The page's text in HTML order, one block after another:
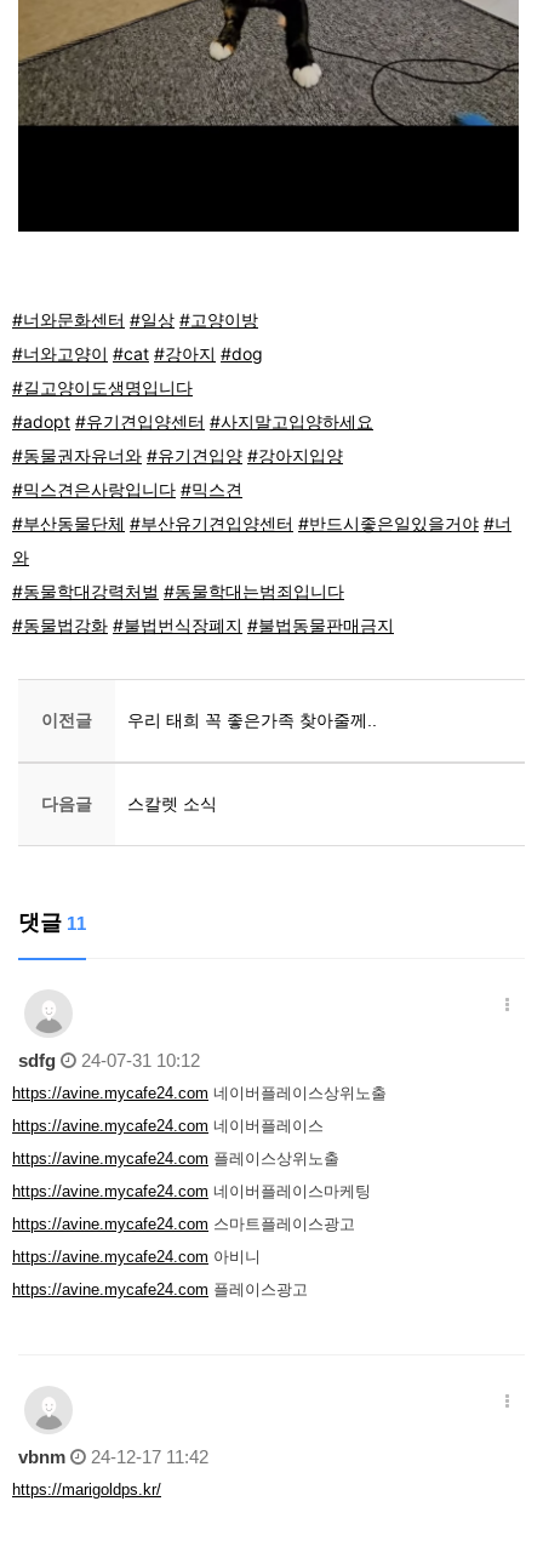
#너와문화센터 #일상 #고양이방
#너와고양이 #cat #강아지 #dog
#길고양이도생명입니다
#adopt #유기견입양센터 #사지말고입양하세요
#동물권자유너와 #유기견입양 #강아지입양
#믹스견은사랑입니다 #믹스견
#부산동물단체 #부산유기견입양센터 #반드시좋은일있을거야 #너
와
#동물학대강력처벌 #동물학대는범죄입니다
#동물법강화 #불법번식장폐지 #불법동물판매금지
이전글 우리 태희 꼭 좋은가족 찾아줄께..
다음글 스칼렛 소식
댓글 11
sdfg 24-07-31 10:12
https://avine.mycafe24.com 네이버플레이스상위노출
https://avine.mycafe24.com 네이버플레이스
https://avine.mycafe24.com 플레이스상위노출
https://avine.mycafe24.com 네이버플레이스마케팅
https://avine.mycafe24.com 스마트플레이스광고
https://avine.mycafe24.com 아비니
https://avine.mycafe24.com 플레이스광고
vbnm 24-12-17 11:42
https://marigoldps.kr/